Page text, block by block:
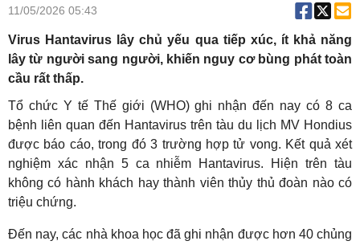
11/05/2026 05:43
Virus Hantavirus lây chủ yếu qua tiếp xúc, ít khả năng
lây từ người sang người, khiến nguy cơ bùng phát toàn
cầu rất thấp.
Tổ chức Y tế Thế giới (WHO) ghi nhận đến nay có 8 ca
bệnh liên quan đến Hantavirus trên tàu du lịch MV Hondius
được báo cáo, trong đó 3 trường hợp tử vong. Kết quả xét
nghiệm xác nhận 5 ca nhiễm Hantavirus. Hiện trên tàu
không có hành khách hay thành viên thủy thủ đoàn nào có
triệu chứng.
Đến nay, các nhà khoa học đã ghi nhận được hơn 40 chủng